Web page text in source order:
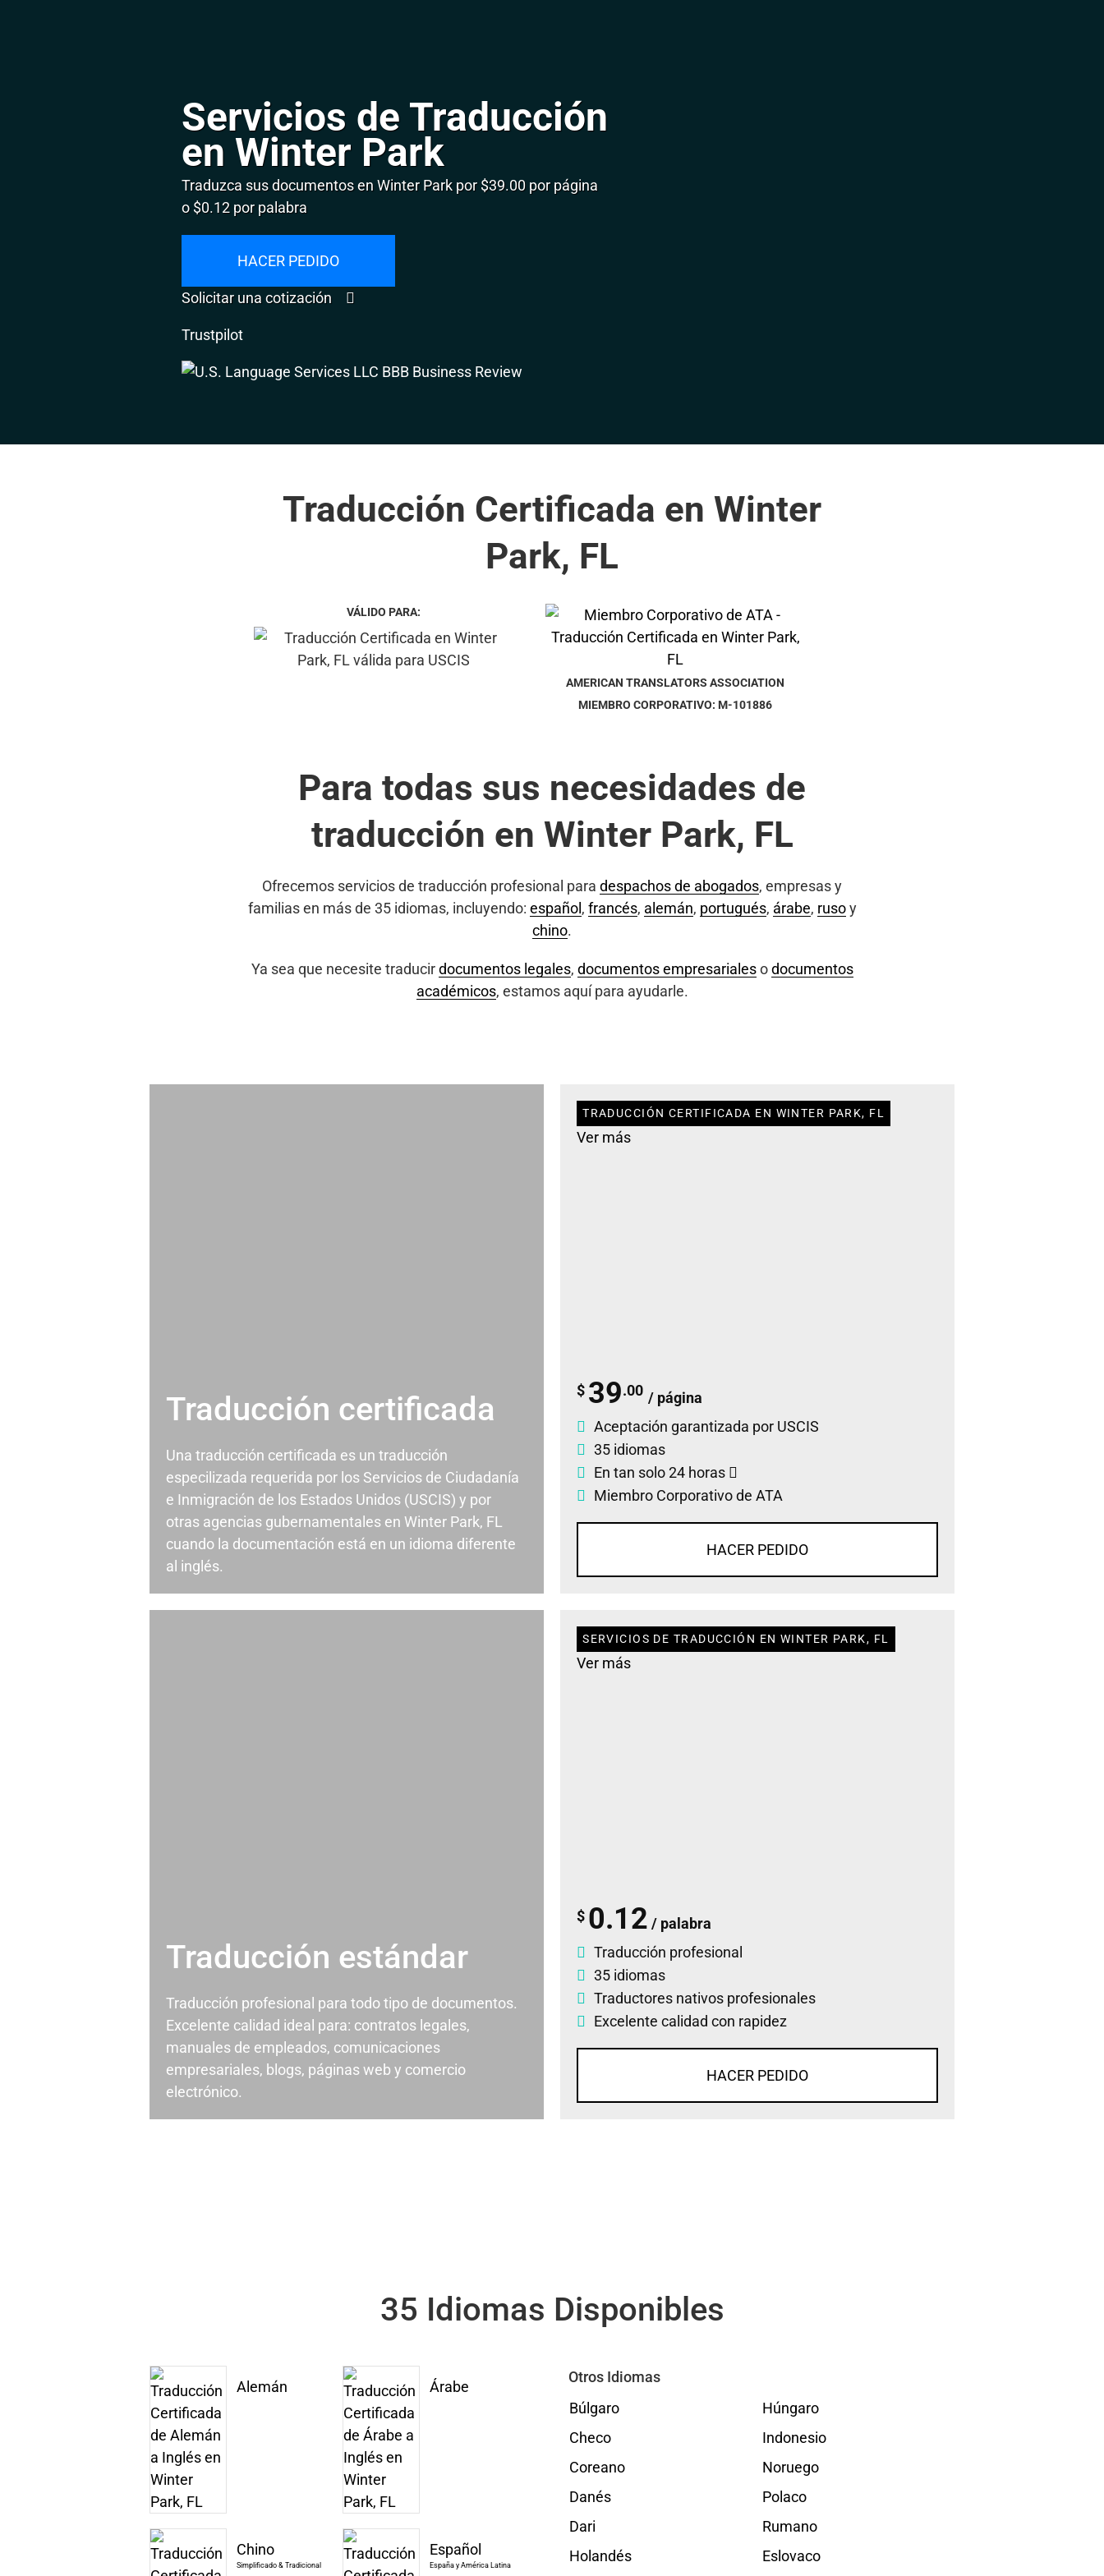
Servicios de Traducción
en Winter Park
Traduzca sus documentos en Winter Park por $39.00 por página
o $0.12 por palabra
HACER PEDIDO
Solicitar una cotización
Trustpilot
Traducción Certificada en Winter
Park, FL
VÁLIDO PARA:
AMERICAN TRANSLATORS ASSOCIATION
MIEMBRO CORPORATIVO: M-101886
Para todas sus necesidades de
traducción en Winter Park, FL
Ofrecemos servicios de traducción profesional para despachos de abogados, empresas y
familias en más de 35 idiomas, incluyendo: español , francés, alemán, portugués, árabe, rusoy
chino.
Ya sea que necesite traducirdocumentos legales, documentos empresarialesodocumentos
académicos, estamos aquí para ayudarle.
Traducción certificada
Una traducción certificada es un traducción
especilizada requerida por los Servicios de Ciudadanía
e Inmigración de los Estados Unidos (USCIS) y por
otras agencias gubernamentales en Winter Park, FL
cuando la documentación está en un idioma diferente
al inglés.
TRADUCCIÓN CERTIFICADA EN WINTER PARK, FL
Ver más
$ 39.00 / página
Aceptación garantizada por USCIS
35 idiomas
En tan solo 24 horas
Miembro Corporativo de ATA
HACER PEDIDO
Traducción estándar
Traducción profesional para todo tipo de documentos.
Excelente calidad ideal para: contratos legales,
manuales de empleados, comunicaciones
empresariales, blogs, páginas web y comercio
electrónico.
SERVICIOS DE TRADUCCIÓN EN WINTER PARK, FL
Ver más
$ 0.12 / palabra
Traducción profesional
35 idiomas
Traductores nativos profesionales
Excelente calidad con rapidez
HACER PEDIDO
35 Idiomas Disponibles
Alemán Árabe
Chino
Simplificado & Tradicional
Español
España y América Latina
Otros Idiomas
Búlgaro
Checo
Coreano
Danés
Dari
Holandés
Húngaro
Indonesio
Noruego
Polaco
Rumano
Eslovaco